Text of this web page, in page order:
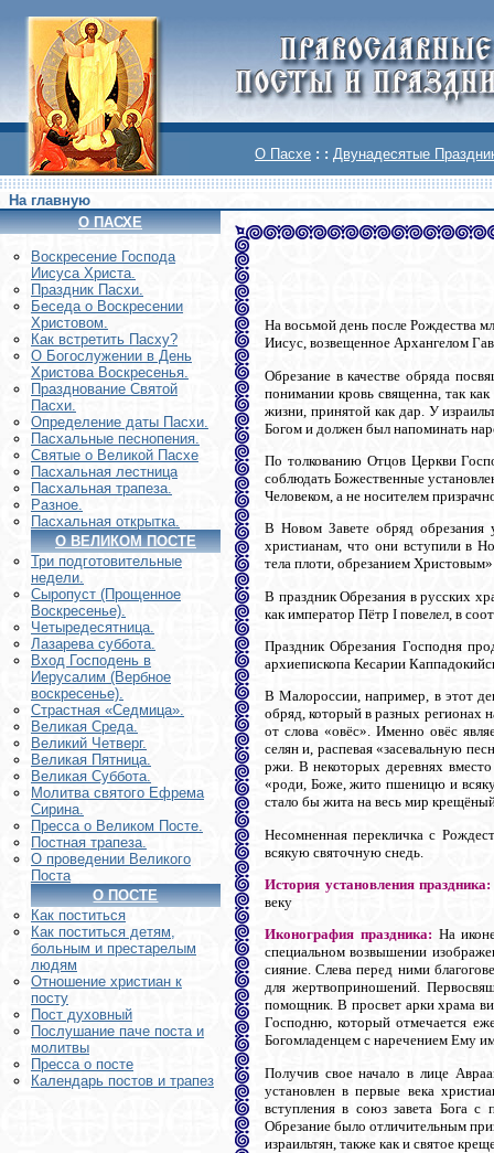
О Пасхе : : Двунадесятые
На главную
О ПАСХЕ
Воскреcение Господа
Иисуса Христа.
Праздник Пасхи.
Беседа о Воскресении
Христовом.
Как встретить Пасху?
О Богослужении в День
Христова Воскресенья.
Празднование Святой
Пасхи.
Определение даты Пасхи.
Пасхальные песнопения.
Святые о Великой Пасхе
Пасхальная лестница
Пасхальная трапеза.
Разное.
Пасхальная открытка.
О ВЕЛИКОМ ПОСТЕ
Три подготовительные
недели.
Сыропуст (Прощенное
Воскресенье).
Четыредесятница.
Лазарева суббота.
Вход Господень в
Иерусалим (Вербное
воскресенье).
Страстная «Седмица».
Великая Среда.
Великий Четверг.
Великая Пятница.
Великая Суббота.
Молитва святого Ефрема
Сирина.
Пресса о Великом Посте.
Постная трапеза.
О проведении Великого
Поста
О ПОСТЕ
Как поститься
Как поститься детям,
больным и престарелым
людям
Отношение христиан к
посту
Пост духовный
Послушание паче поста и
молитвы
Пресса о посте
Календарь постов и трапез
На восьмой день после Рождества
Иисус, возвещенное Архангелом
Обрезание в качестве обряда
понимании кровь священна, так
жизни, принятой как дар. У
Богом и должен был напоминать
По толкованию Отцов Церкви
соблюдать Божественные
Человеком, а не носителем
В Новом Завете обряд обрезания
христианам, что они вступили в
тела плоти, обрезанием
В праздник Обрезания в русских
как император Пётр I повелел, в
Праздник Обрезания Господня
архиепископа Кесарии
В Малороссии, например, в этот
обряд, который в разных регионах
от слова «овёс». Именно овёс
селян и, распевая «засевальную
ржи. В некоторых деревнях вместо
«роди, Боже, жито пшеницю и
стало бы жита на весь мир
Несомненная перекличка с
всякую святочную снедь.
История установления праздника:
веку
Иконография праздника: На
специальном возвышении
сияние. Слева перед ними
для жертвоприношений.
помощник. В просвет арки храма
Господню, который отмечается
Богомладенцем с наречением Ему
Получив свое начало в лице
установлен в первые века
вступления в союз завета Бога с
Обрезание было отличительным
израильтян, также как и святое